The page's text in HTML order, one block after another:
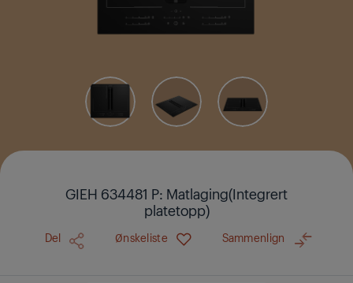
GIEH 634481 P: Matlaging(Integrert
platetopp)
Del Ønskeliste Sammenlign